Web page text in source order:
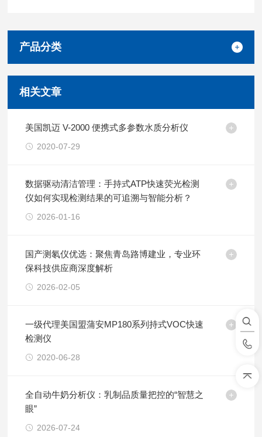
产品分类
相关文章
美国凯迈 V-2000 便携式多参数水质分析仪
2020-07-29
数据驱动清洁管理：手持式ATP快速荧光检测
仪如何实现检测结果的可追溯与智能分析？
2026-01-16
国产测氡仪优选：聚焦青岛路博建业，专业环
保科技供应商深度解析
2026-02-05
一级代理美国盟蒲安MP180系列持式VOC快速
检测仪
2020-06-28
全自动牛奶分析仪：乳制品质量把控的“智慧之
眼”
2026-07-24